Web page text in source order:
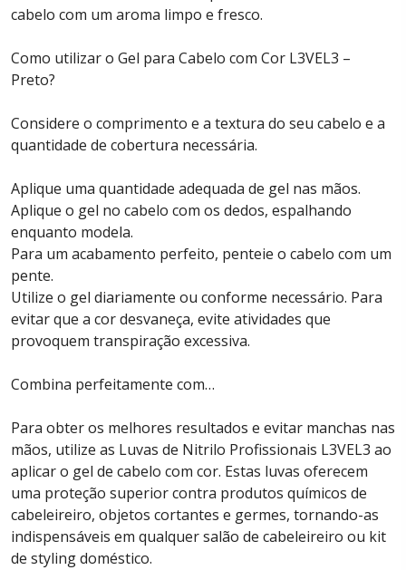
cabelo com um aroma limpo e fresco.
Como utilizar o Gel para Cabelo com Cor L3VEL3 –
Preto?
Considere o comprimento e a textura do seu cabelo e a
quantidade de cobertura necessária.
Aplique uma quantidade adequada de gel nas mãos.
Aplique o gel no cabelo com os dedos, espalhando
enquanto modela.
Para um acabamento perfeito, penteie o cabelo com um
pente.
Utilize o gel diariamente ou conforme necessário. Para
evitar que a cor desvaneça, evite atividades que
provoquem transpiração excessiva.
Combina perfeitamente com…
Para obter os melhores resultados e evitar manchas nas
mãos, utilize as Luvas de Nitrilo Profissionais L3VEL3 ao
aplicar o gel de cabelo com cor. Estas luvas oferecem
uma proteção superior contra produtos químicos de
cabeleireiro, objetos cortantes e germes, tornando-as
indispensáveis ​​em qualquer salão de cabeleireiro ou kit
de styling doméstico.